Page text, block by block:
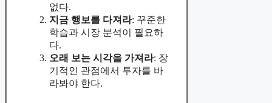
없다.
지금 행보를 다져라: 꾸준한
학습과 시장 분석이 필요하
다.
오래 보는 시각을 가져라: 장
기적인 관점에서 투자를 바
라봐야 한다.